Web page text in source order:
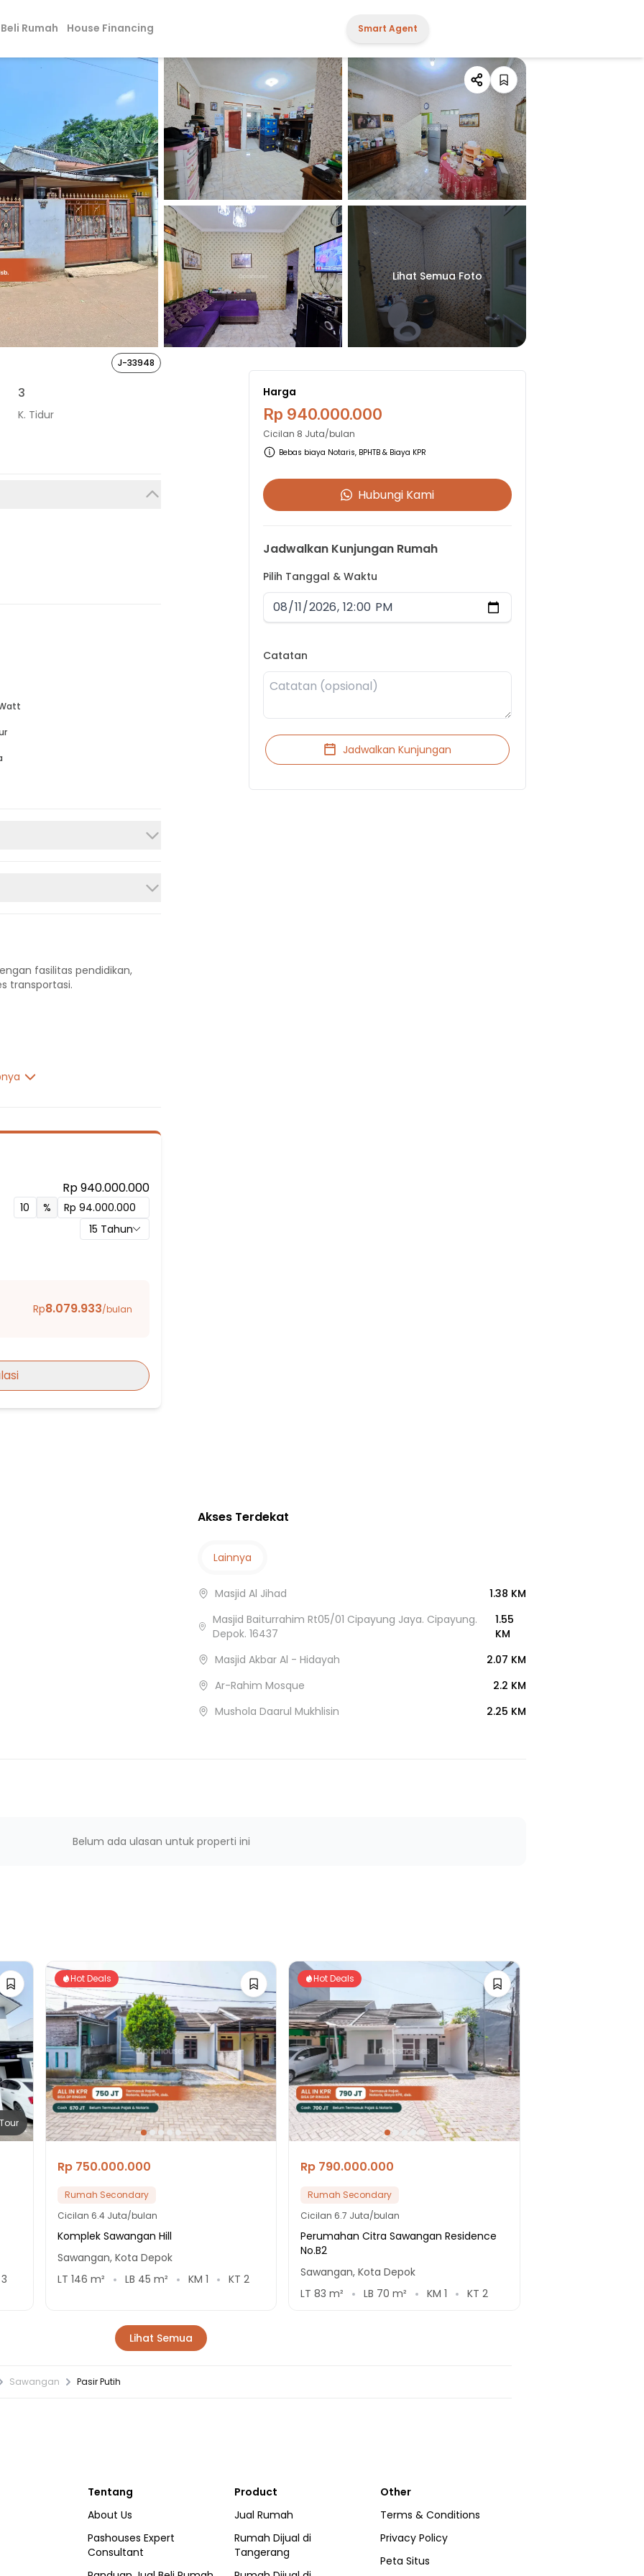
Beli Rumah House Financing Smart Agent
Lihat Semua Foto
J-33948
3
K. Tidur
fasilitas pendidikan,
transportasi.
01
03
Rp 940.000.000
%
15 Tahun
Rp8.079.933/bulan
Harga
Rp 940.000.000
Cicilan 8 Juta/bulan
Bebas biaya Notaris, BPHTB & Biaya KPR
Hubungi Kami
Jadwalkan Kunjungan Rumah
Pilih Tanggal & Waktu
Catatan
Jadwalkan Kunjungan
Akses Terdekat
Lainnya
Masjid Al Jihad
1.38 KM
Masjid Baiturrahim Rt05/01 Cipayung Jaya. Cipayung.
Depok. 16437
1.55
KM
Masjid Akbar Al - Hidayah
2.07 KM
Ar-Rahim Mosque
2.2 KM
Mushola Daarul Mukhlisin
2.25 KM
Belum ada ulasan untuk properti ini
3
Hot Deals
Rp 750.000.000
Rumah Secondary
Cicilan 6.4 Juta/bulan
Komplek Sawangan Hill
Sawangan, Kota Depok
LT 146 m² LB 45 m² KM 1 KT 2
Hot Deals
Rp 790.000.000
Rumah Secondary
Cicilan 6.7 Juta/bulan
Perumahan Citra Sawangan Residence
No.B2
Sawangan, Kota Depok
LT83 m² LB 70 m² KM1 KT2
Lihat Semua
Sawangan Pasir Putih
Tentang
About Us
Pashouses Expert
Consultant
Product
Jual Rumah
Rumah Dijual di
Tangerang
Other
Terms & Conditions
Privacy Policy
Peta Situs